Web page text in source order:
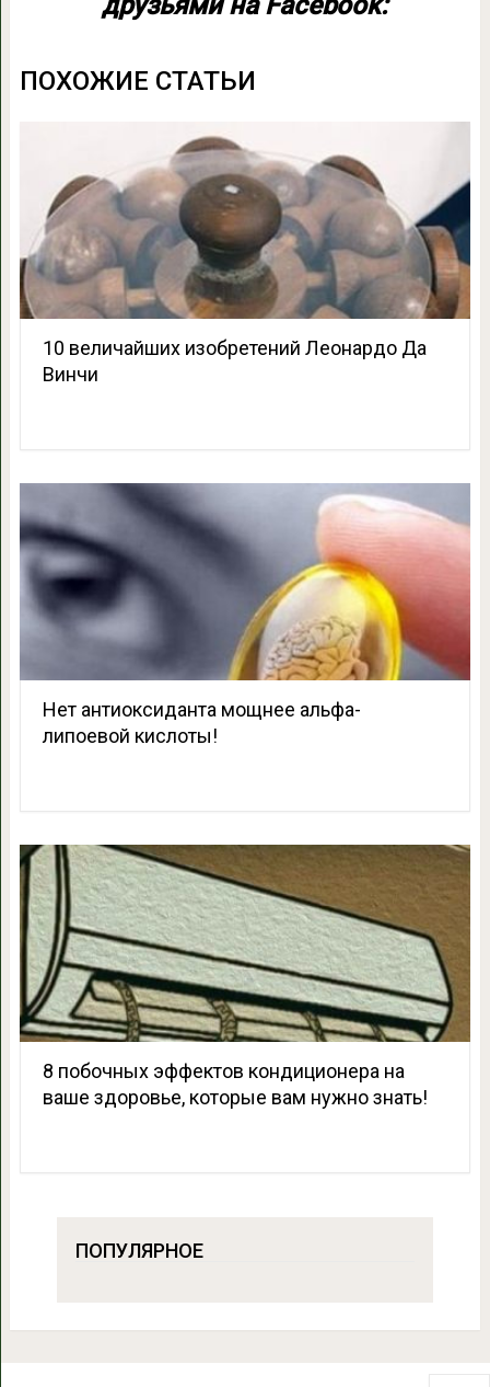
ПОХОЖИЕ СТАТЬИ
10 величайших изобретений Леонардо Да
Винчи
Нет антиоксиданта мощнее альфа-
липоевой кислоты!
8 побочных эффектов кондиционера на
ваше здоровье, которые вам нужно знать!
ПОПУЛЯРНОЕ